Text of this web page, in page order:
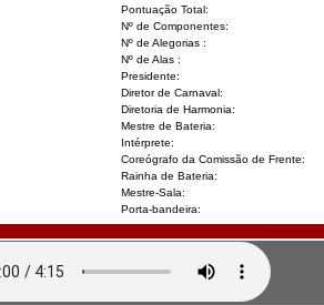
Pontuação Total:
Nº de Componentes:
Nº de Alegorias :
Nº de Alas :
Presidente:
Diretor de Carnaval:
Diretoria de Harmonia:
Mestre de Bateria:
Intérprete:
Coreógrafo da Comissão de Frente:
Rainha de Bateria:
Mestre-Sala:
Porta-bandeira: